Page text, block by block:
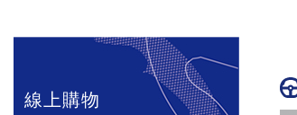
線上購物